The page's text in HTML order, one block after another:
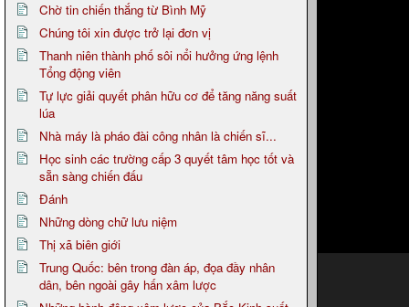
Chờ tin chiến thắng từ Bình Mỹ
Chúng tôi xin được trở lại đơn vị
Thanh niên thành phố sôi nổi hưởng ứng lệnh
Tổng động viên
Tự lực giải quyết phân hữu cơ để tăng năng suất
lúa
Nhà máy là pháo đài công nhân là chiến sĩ...
Học sinh các trường cấp 3 quyết tâm học tốt và
sẵn sàng chiến đấu
Đánh
Những dòng chữ lưu niệm
Thị xã biên giới
Trung Quốc: bên trong đàn áp, đọa đầy nhân
dân, bên ngoài gây hấn xâm lược